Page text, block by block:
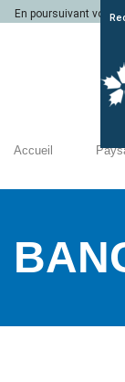
En poursuivant votre
Accueil